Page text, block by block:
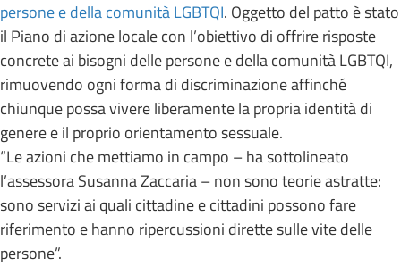
persone e della comunità LGBTQI. Oggetto del patto è stato
il Piano di azione locale con l’obiettivo di offrire risposte
concrete ai bisogni delle persone e della comunità LGBTQI,
rimuovendo ogni forma di discriminazione affinché
chiunque possa vivere liberamente la propria identità di
genere e il proprio orientamento sessuale.
“Le azioni che mettiamo in campo – ha sottolineato
l’assessora Susanna Zaccaria – non sono teorie astratte:
sono servizi ai quali cittadine e cittadini possono fare
riferimento e hanno ripercussioni dirette sulle vite delle
persone”.